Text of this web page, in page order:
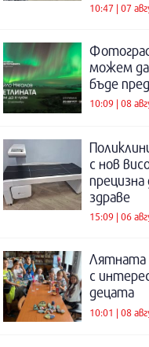
10:47 | 07
можем да
бъде
10:09 | 08
с нов
здраве
15:09 | 06
Лятната
с
децата
10:01 | 08